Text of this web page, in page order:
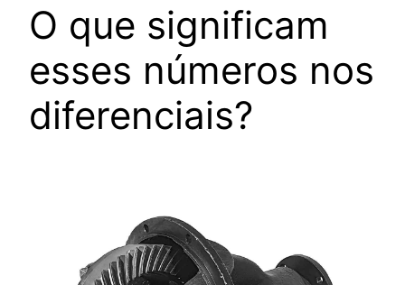
O que significam
esses números nos
diferenciais?